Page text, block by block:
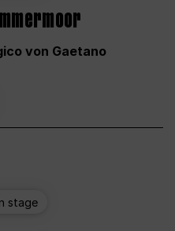
von Gaetano
stage